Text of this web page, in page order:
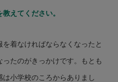
えてください。
着なければならなくなったと
たのがきっかけです。もとも
小学校のころからありまし